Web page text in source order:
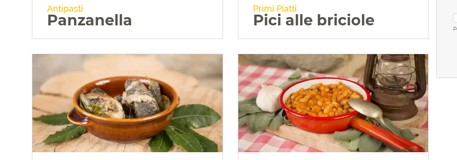
Antipasti
Panzanella
VAI ALLA RICETTA
Primi Piatti
Pici alle briciole
VAI ALLA RICETTA